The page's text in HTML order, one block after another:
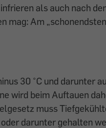
als auch nach
mag: Am
30 °C und darunter
wird beim Auftauen
muss
darunter gehalten